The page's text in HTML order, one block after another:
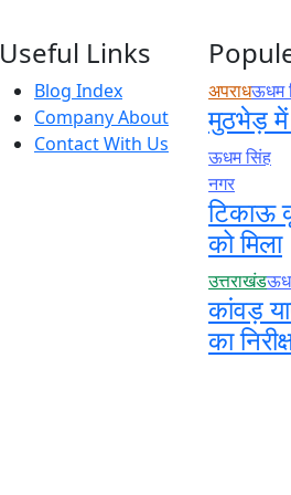
Useful Links
Blog Index
Company About
Contact With Us
अपराधऊधम
मुठभेड़ में
ऊधम सिंह
नगर
टिकाऊ
को मिला
उत्तराखंड
कांवड़
का